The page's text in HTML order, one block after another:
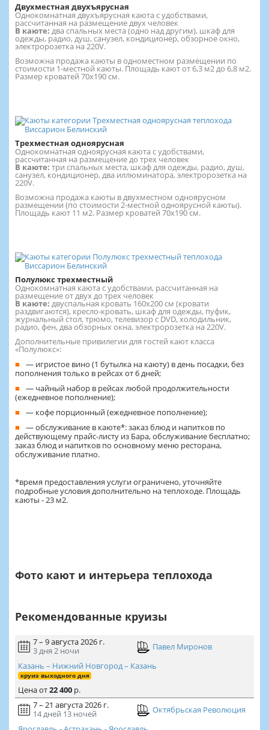
Двухместная двухъярусная
Однокомнатная двухъярусная каюта с удобствами,
рассчитанная на размещение двух человек
В каюте: два спальных места (одно над другим), шкаф для
одежды, радио, душ, санузел, кондиционер, обзорное окно,
электророзетка на 220V.
Возможна продажа каюты в одноместном размещении по
стоимости 1-местной каюты. Площадь кают от 6,3 м2 до 6,8 м2.
Размер кроватей 70х190 см.
Трехместная одноярусная
Однокомнатная одноярусная каюта с удобствами,
рассчитанная на размещение до трех человек
В каюте: три спальных места, шкаф для одежды, радио, душ,
санузел, кондиционер, два иллюминатора, электророзетка на
220V.
Возможна продажа каюты в двухместном одноярусном
размещении (по стоимости 2-местной одноярусной каюты).
Площадь кают 11 м2. Размер кроватей 70х190 см.
Полулюкс трехместный
Однокомнатная каюта с удобствами, рассчитанная на
размещение от двух до трех человек
В каюте: двуспальная кровать 160х200 см (кровати
раздвигаются), кресло-кровать, шкаф для одежды, пуфик,
журнальный стол, трюмо, телевизор с DVD, холодильник,
радио, фен, два обзорных окна, электророзетка на 220V.
Дополнительные привилегии для гостей кают класса
«Полулюкс»:
— игристое вино (1 бутылка на каюту) в день посадки, без
пополнения только в рейсах от 6 дней;
— чайный набор в рейсах любой продолжительности
(ежедневное пополнение);
— кофе порционный (ежедневное пополнение);
— обслуживание в каюте*: заказ блюд и напитков по
действующему прайс-листу из Бара, обслуживание бесплатно;
заказ блюд и напитков по основному меню ресторана,
обслуживание платно.
*время предоставления услуги ограничено, уточняйте
подробные условия дополнительно на теплоходе. Площадь
каюты - 23 м2.
Фото кают и интерьера теплохода
Рекомендованные круизы
7 – 9 августа 2026 г.
3 дня 2 ночи
Павел Миронов
Казань – Нижний Новгород – Казань
круиз выходного дня
Ценаот22 400р.
7 – 21 августа 2026 г.
14 дней 13 ночей
Октябрьская Революция